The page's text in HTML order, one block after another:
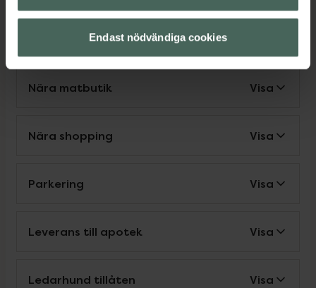
Endast nödvändiga cookies
Rullstolsanpassad åtkomst
Nära matbutik Visa
Nära shopping Visa
Parkering Visa
Leverans till apotek Visa
Ledarhund tillåten Visa